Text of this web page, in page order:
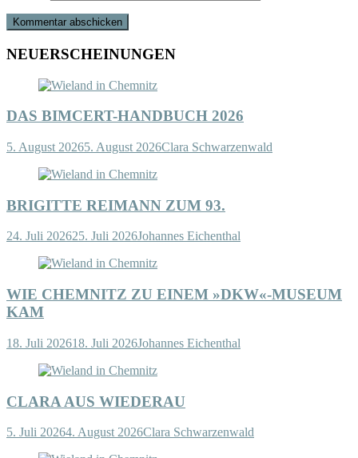
NEUERSCHEINUNGEN
DAS BIMCERT-HANDBUCH 2026
5. August 20265. August 2026Clara Schwarzenwald
BRIGITTE REIMANN ZUM 93.
24. Juli 202625. Juli 2026Johannes Eichenthal
WIE CHEMNITZ ZU EINEM »DKW«-MUSEUM
KAM
18. Juli 202618. Juli 2026Johannes Eichenthal
CLARA AUS WIEDERAU
5. Juli 20264. August 2026Clara Schwarzenwald